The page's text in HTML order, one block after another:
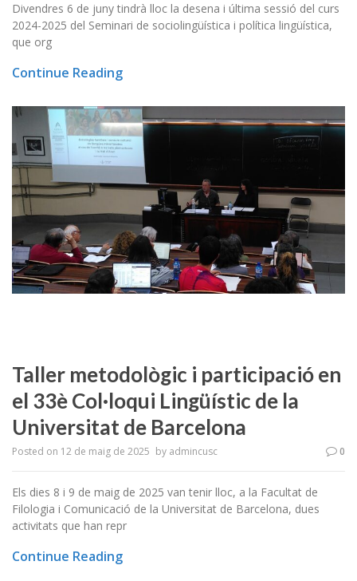
Divendres 6 de juny tindrà lloc la desena i última sessió del curs
2024-2025 del Seminari de sociolingüística i política lingüística,
que org
Continue Reading
Taller metodològic i participació en
el 33è Col·loqui Lingüístic de la
Universitat de Barcelona
Posted on 12 de maig de 2025 by admincusc 0
Els dies 8 i 9 de maig de 2025 van tenir lloc, a la Facultat de
Filologia i Comunicació de la Universitat de Barcelona, dues
activitats que han repr
Continue Reading